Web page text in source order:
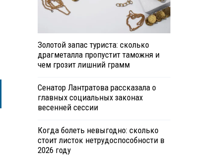
Золотой запас туриста: сколько
драгметалла пропустит таможня и
чем грозит лишний грамм
Сенатор Лантратова рассказала о
главных социальных законах
весенней сессии
Когда болеть невыгодно: сколько
стоит листок нетрудоспособности в
2026 году